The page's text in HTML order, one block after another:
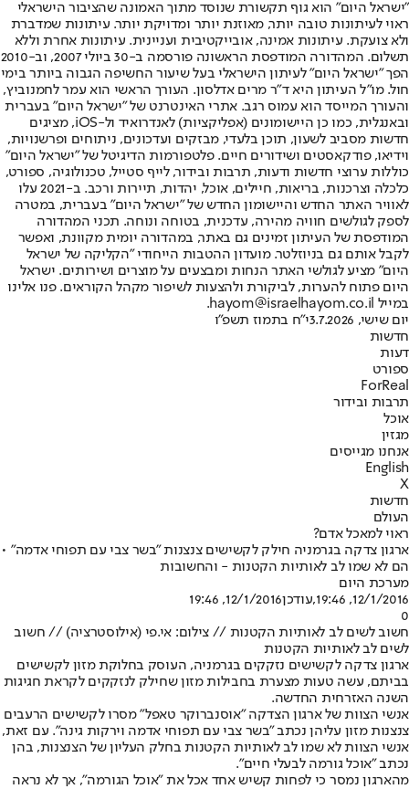
"ישראל היום" הוא גוף תקשורת שנוסד מתוך האמונה שהציבור הישראלי
ראוי לעיתונות טובה יותר, מאוזנת יותר ומדויקת יותר. עיתונות שמדברת
ולא צועקת. עיתונות אמינה, אובייקטיבית ועניינית. עיתונות אחרת וללא
תשלום. המהדורה המודפסת הראשונה פורסמה ב-30 ביולי 2007, וב-2010
הפך "ישראל היום" לעיתון הישראלי בעל שיעור החשיפה הגבוה ביותר בימי
חול. מו"ל העיתון היא ד"ר מרים אדלסון. העורך הראשי הוא עמר לחמנוביץ,
והעורך המייסד הוא עמוס רגב. אתרי האינטרנט של "ישראל היום" בעברית
ובאנגלית, כמו כן היישומונים (אפליקציות) לאנדרואיד ול-iOS, מציגים
חדשות מסביב לשעון, תוכן בלעדי, מבזקים ועדכונים, ניתוחים ופרשנויות,
וידיאו, פודקאסטים ושידורים חיים. פלטפורמות הדיגיטל של "ישראל היום"
כוללות ערוצי חדשות ודעות, תרבות ובידור, לייף סטייל, טכנולוגיה, ספורט,
כלכלה וצרכנות, בריאות, חיילים, אוכל, יהדות, תיירות ורכב. ב-2021 עלו
לאוויר האתר החדש והיישומון החדש של "ישראל היום" בעברית, במטרה
לספק לגולשים חוויה מהירה, עדכנית, בטוחה ונוחה. תכני המהדורה
המודפסת של העיתון זמינים גם באתר, במהדורה יומית מקוונת, ואפשר
לקבל אותם גם בניוזלטר. מועדון ההטבות הייחודי "הקליקה של ישראל
היום" מציע לגולשי האתר הנחות ומבצעים על מוצרים ושירותים. ישראל
היום פתוח להערות, לביקורת ולהצעות לשיפור מקהל הקוראים. פנו אלינו
במייל hayom@israelhayom.co.il.
יום שישי, 3.7.2026
י"ח בתמוז תשפ"ו
חדשות
דעות
ספורט
ForReal
תרבות ובידור
אוכל
מגזין
אנחנו מגייסים
English
X
חדשות
העולם
ראוי למאכל אדם?
ארגון צדקה בגרמניה חילק לקשישים צנצנות "בשר צבי עם תפוחי אדמה" •
הם לא שמו לב לאותיות הקטנות - והחשובות
מערכת היום
12/1/2016, 19:46
,עודכן12/1/2016, 19:46
0
חשוב לשים לב לאותיות הקטנות // צילום: אי.פי (אילוסטרציה) // חשוב
לשים לב לאותיות הקטנות
ארגון צדקה לקשישים נזקקים בגרמניה, העוסק בחלוקת מזון לקשישים
בביתם, עשה טעות מצערת בחבילות מזון שחילק לנזקקים לקראת חגיגות
השנה האזרחית החדשה.
אנשי הצוות של ארגון הצדקה "אוסנברוקר טאפל" מסרו לקשישים הרעבים
צנצנות מזון עליהן נכתב "בשר צבי עם תפוחי אדמה וירקות גינה". עם זאת,
אנשי הצוות לא שמו לב לאותיות הקטנות בחלק העליון של הצנצנות, בהן
נכתב "אוכל גורמה לבעלי חיים".
מהארגון נמסר כי לפחות קשיש אחד אכל את "אוכל הגורמה", אך לא נראה